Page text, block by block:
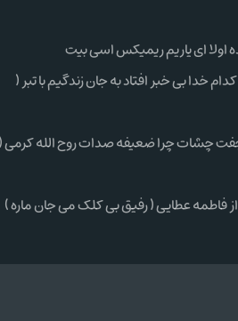
اولا ای یاریم ریمیکس اسی بیت
خدا بی خبر افتاد به جان زندگیم با تبر (
چشات چرا ضعیفه صدات روح الله کرمی (
فاطمه عطایی ( رفیق بی کلک می جان ماره )